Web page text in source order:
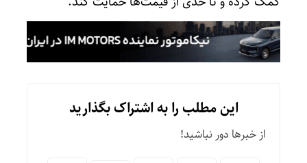
این مطلب را به اشتراک بگذارید
از خبرها دور نباشید!